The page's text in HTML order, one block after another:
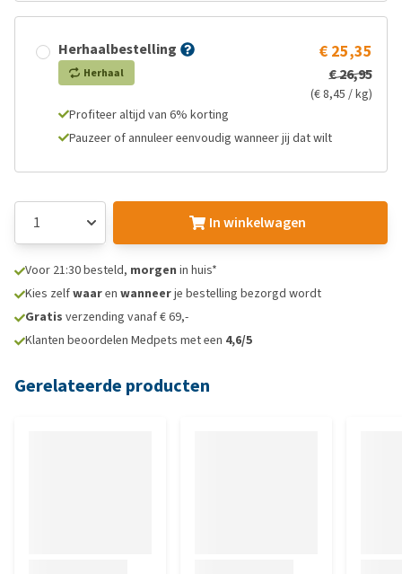
Herhaalbestelling
Herhaal
€ 25,35
€ 26,95
(€ 8,45 / kg)
Profiteer altijd van 6% korting
Pauzeer of annuleer eenvoudig wanneer jij dat wilt
In winkelwagen
Voor 21:30 besteld, morgen in huis*
Kies zelfwaaren wanneerje bestelling bezorgd wordt
Gratis verzending vanaf € 69,-
Klanten beoordelen Medpets met een 4,6/5
Gerelateerde producten